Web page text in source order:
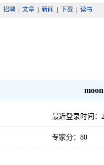
招聘| 文章| 新闻 下载| 读书
最近登录时间：
专家分：80